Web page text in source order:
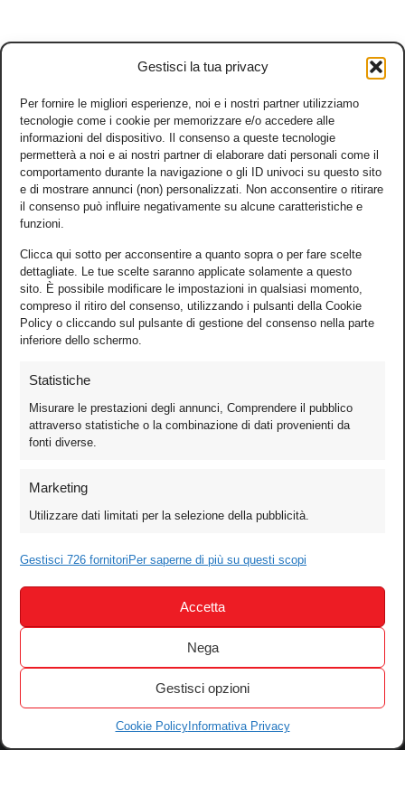
Gestisci la tua privacy
Per fornire le migliori esperienze, noi e i nostri partner utilizziamo
tecnologie come i cookie per memorizzare e/o accedere alle
informazioni del dispositivo. Il consenso a queste tecnologie
permetterà a noi e ai nostri partner di elaborare dati personali come il
comportamento durante la navigazione o gli ID univoci su questo sito
e di mostrare annunci (non) personalizzati. Non acconsentire o ritirare
il consenso può influire negativamente su alcune caratteristiche e
funzioni.
Clicca qui sotto per acconsentire a quanto sopra o per fare scelte
dettagliate. Le tue scelte saranno applicate solamente a questo
sito. È possibile modificare le impostazioni in qualsiasi momento,
compreso il ritiro del consenso, utilizzando i pulsanti della Cookie
Policy o cliccando sul pulsante di gestione del consenso nella parte
inferiore dello schermo.
Statistiche
Misurare le prestazioni degli annunci, Comprendere il pubblico
attraverso statistiche o la combinazione di dati provenienti da
fonti diverse.
Marketing
Utilizzare dati limitati per la selezione della pubblicità.
Gestisci 726 fornitori Per saperne di più su questi scopi
Accetta
Nega
Gestisci opzioni
Cookie PolicyInformativa Privacy
Games
Test
Audio
Festival & Concorsi
Iscriviti alla newsletter